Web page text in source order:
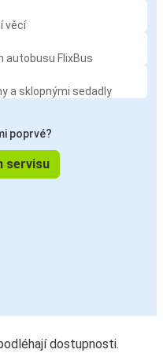
věcí
autobusu FlixBus
a sklopnými sedadly
poprvé?
servisu
dostupnosti.